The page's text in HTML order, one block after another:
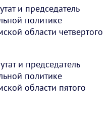
и председатель
политике
области четвертого
и председатель
политике
области пятого